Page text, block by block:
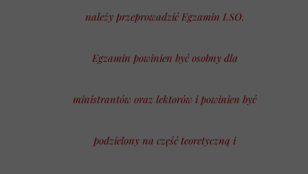
należy przeprowadzić Egzamin LSO.
Egzamin powinien być osobny dla
ministrantów oraz lektorów i powinien być
podzielony na część teoretyczną i